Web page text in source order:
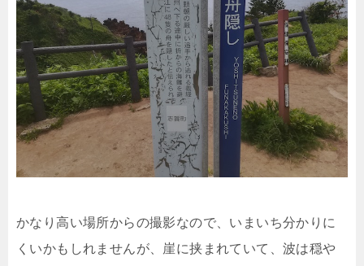
かなり高い場所からの撮影なので、いまいち分かりに
くいかもしれませんが、崖に挟まれていて、波は穏や